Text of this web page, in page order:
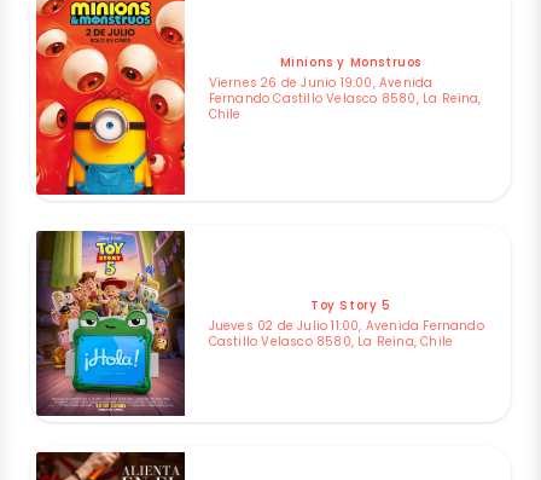
Minions y Monstruos
Viernes 26 de Junio 19:00, Avenida
Fernando Castillo Velasco 8580, La Reina,
Chile
Toy Story 5
Jueves 02 de Julio 11:00, Avenida Fernando
Castillo Velasco 8580, La Reina, Chile